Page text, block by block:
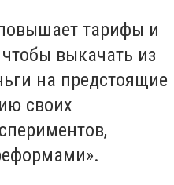
тарифы и
выкачать из
на предстоящие
своих